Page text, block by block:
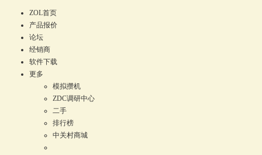
ZOL首页
产品报价
论坛
经销商
软件下载
更多
模拟攒机
ZDC调研中心
二手
排行榜
中关村商城